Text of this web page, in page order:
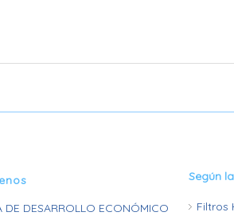
DE DESARROLLO ECONÓMICO
Según
Filtros